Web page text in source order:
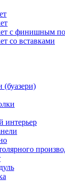
с финишным
со вставками
(буазери)
интерьер